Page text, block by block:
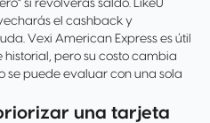
si revolverás saldo. LikeU
el cashback y
Vexi American Express es útil
pero su costo cambia
se puede evaluar con una sola
una tarjeta